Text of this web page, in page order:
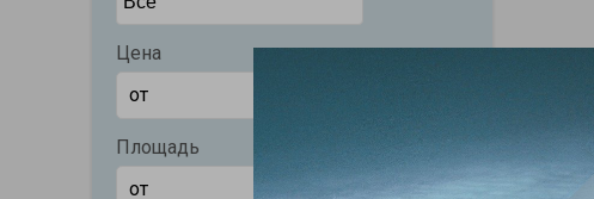
Цена
Площадь